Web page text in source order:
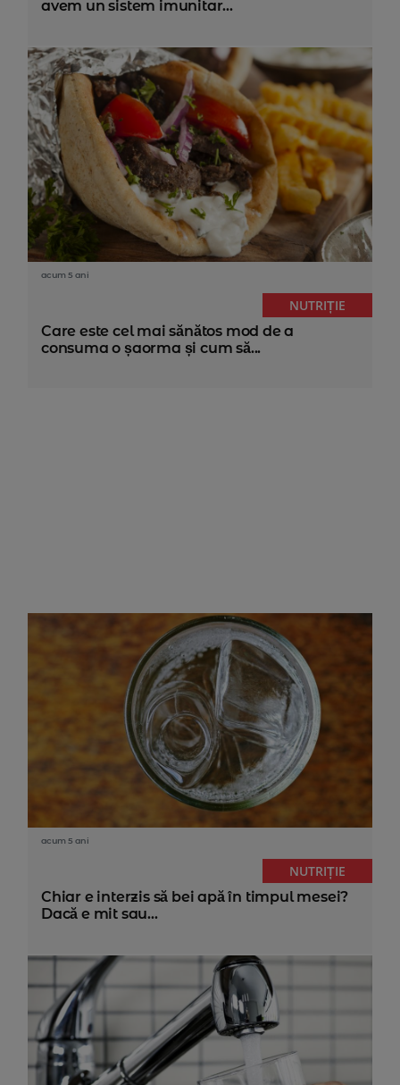
avem un sistem imunitar...
acum 5 ani
NUTRIȚIE
Care este cel mai sănătos mod de a
consuma o șaorma și cum să...
acum 5 ani
NUTRIȚIE
Chiar e interzis să bei apă în timpul mesei?
Dacă e mit sau...